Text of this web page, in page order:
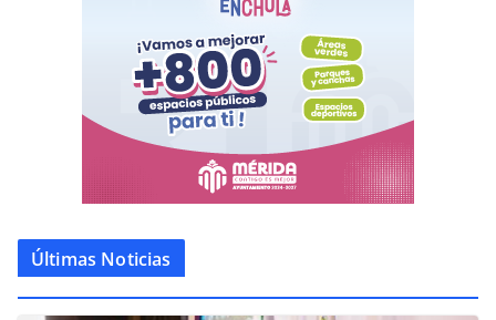
Últimas Noticias